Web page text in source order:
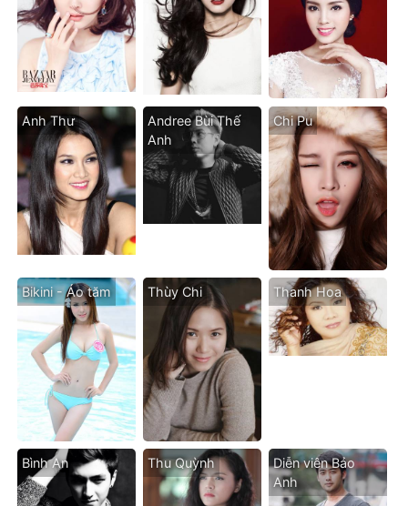
Anh Thư
Andree Bùi Thế
Anh
Chi Pu
Bikini - Áo tăm Thùy Chi Thanh Hoa
Bình An Thu Quỳnh
Diễn viên Bảo
Anh